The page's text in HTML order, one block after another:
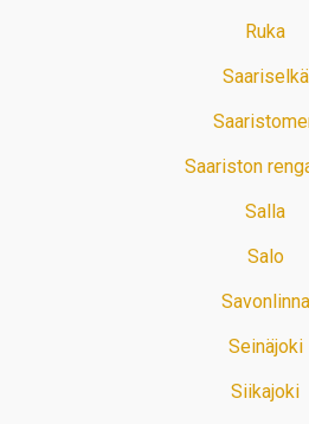
Ruka
Saariselkä
Saariston
Salla
Salo
Savonlinna
Seinäjoki
Siikajoki